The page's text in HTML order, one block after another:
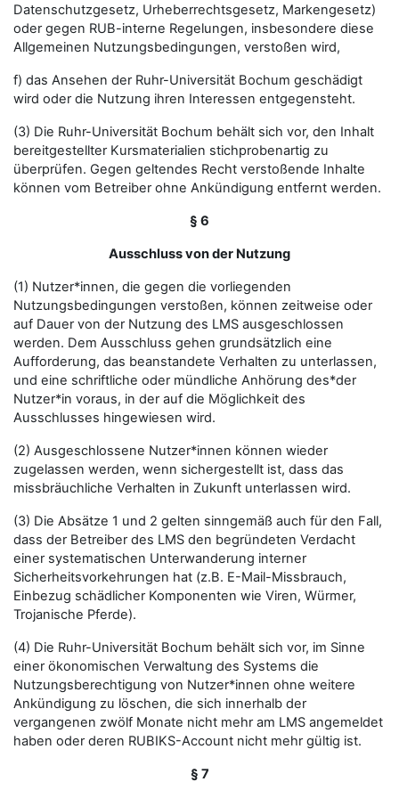
Datenschutzgesetz, Urheberrechtsgesetz, Markengesetz)
oder gegen RUB-interne Regelungen, insbesondere diese
Allgemeinen Nutzungsbedingungen, verstoßen wird,
f) das Ansehen der Ruhr-Universität Bochum geschädigt
wird oder die Nutzung ihren Interessen entgegensteht.
(3) Die Ruhr-Universität Bochum behält sich vor, den Inhalt
bereitgestellter Kursmaterialien stichprobenartig zu
überprüfen. Gegen geltendes Recht verstoßende Inhalte
können vom Betreiber ohne Ankündigung entfernt werden.
§ 6
Ausschluss von der Nutzung
(1) Nutzer*innen, die gegen die vorliegenden
Nutzungsbedingungen verstoßen, können zeitweise oder
auf Dauer von der Nutzung des LMS ausgeschlossen
werden. Dem Ausschluss gehen grundsätzlich eine
Aufforderung, das beanstandete Verhalten zu unterlassen,
und eine schriftliche oder mündliche Anhörung des*der
Nutzer*in voraus, in der auf die Möglichkeit des
Ausschlusses hingewiesen wird.
(2) Ausgeschlossene Nutzer*innen können wieder
zugelassen werden, wenn sichergestellt ist, dass das
missbräuchliche Verhalten in Zukunft unterlassen wird.
(3) Die Absätze 1 und 2 gelten sinngemäß auch für den Fall,
dass der Betreiber des LMS den begründeten Verdacht
einer systematischen Unterwanderung interner
Sicherheitsvorkehrungen hat (z.B. E-Mail-Missbrauch,
Einbezug schädlicher Komponenten wie Viren, Würmer,
Trojanische Pferde).
(4) Die Ruhr-Universität Bochum behält sich vor, im Sinne
einer ökonomischen Verwaltung des Systems die
Nutzungsberechtigung von Nutzer*innen ohne weitere
Ankündigung zu löschen, die sich innerhalb der
vergangenen zwölf Monate nicht mehr am LMS angemeldet
haben oder deren RUBIKS-Account nicht mehr gültig ist.
§ 7